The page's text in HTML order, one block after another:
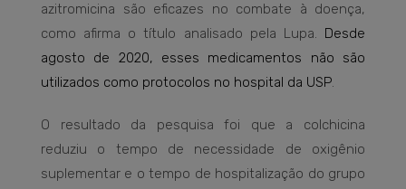
azitromicina são eficazes no combate à doença,
como afirma o título analisado pela Lupa.
Desde
agosto de 2020, esses medicamentos não são
utilizados como protocolos no hospital da USP.
O resultado da pesquisa foi que a colchicina
reduziu o tempo de necessidade de oxigênio
suplementar e o tempo de hospitalização do grupo